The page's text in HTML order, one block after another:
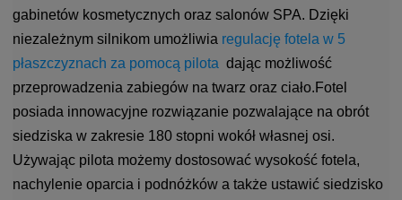
gabinetów kosmetycznych oraz salonów SPA. Dzięki
niezależnym silnikom umożliwia regulację fotela w 5
płaszczyznach za pomocą pilota dając możliwość
przeprowadzenia zabiegów na twarz oraz ciało.Fotel
posiada innowacyjne rozwiązanie pozwalające na obrót
siedziska w zakresie 180 stopni wokół własnej osi.
Używając pilota możemy dostosować wysokość fotela,
nachylenie oparcia i podnóżków a także ustawić siedzisko